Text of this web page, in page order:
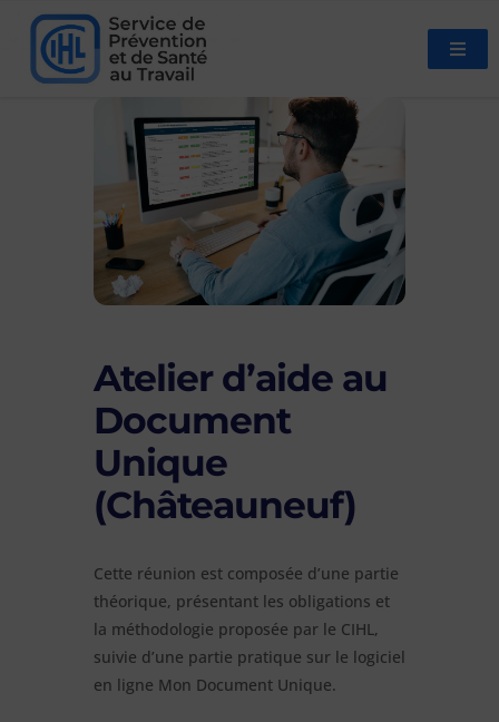
Atelier d’aide au
Document
Unique
(Châteauneuf)
Cette réunion est composée d’une partie
théorique, présentant les obligations et
la méthodologie proposée par le CIHL,
suivie d’une partie pratique sur le logiciel
en ligne Mon Document Unique.